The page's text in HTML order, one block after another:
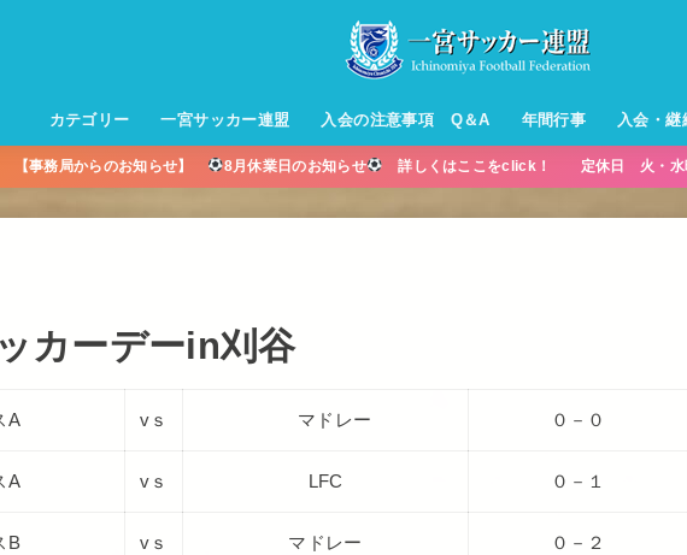
カテゴリー
一宮サッカースクール【小学生】
トレーニングセンター【小学生】
一宮FA
一宮FC
一宮ＦＣレディース
一宮サッカースクール【中学生】
中学生練習
一宮ＦＣＪＹ【中学生男子】
一宮ＦＣＪYレディース【中学生
女子】
幼児トレセン【年長・年中・年
少】
パパさんママさん
親子の部
社会人の部
コルボス 【シニア】
フットサル
コルボスリーグ
グレイセス
一宮サッカー連盟 入会の注意事項 Q＆A 年間行事 入会・継
【事務局からのお知らせ】 8月休業日のお知らせ 詳しくはここをclick！ 定休日 火・
カーデーin刈谷
A vｓ マドレー ０－０
A vｓ LFC ０－１
B vｓ マドレー ０－２